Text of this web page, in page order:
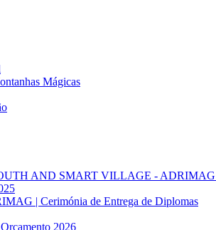
Mágicas
AND SMART VILLAGE - ADRIMAG
| Cerimónia de Entrega de Diplomas
2026